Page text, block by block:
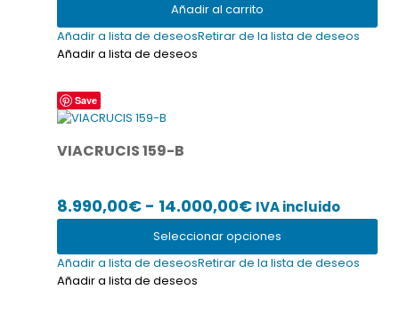
Añadir al carrito
Añadir a lista de deseosRetirar de la lista de deseos
Añadir a lista de deseos
Save
VIACRUCIS 159-B
8.990,00€ - 14.000,00€Rango
de
precios:
IVA incluido
Seleccionar opciones
Este
producto
múltiples
opciones
se
elegir
en
Añadir a lista de deseosRetirar de la lista de deseos
Añadir a lista de deseos